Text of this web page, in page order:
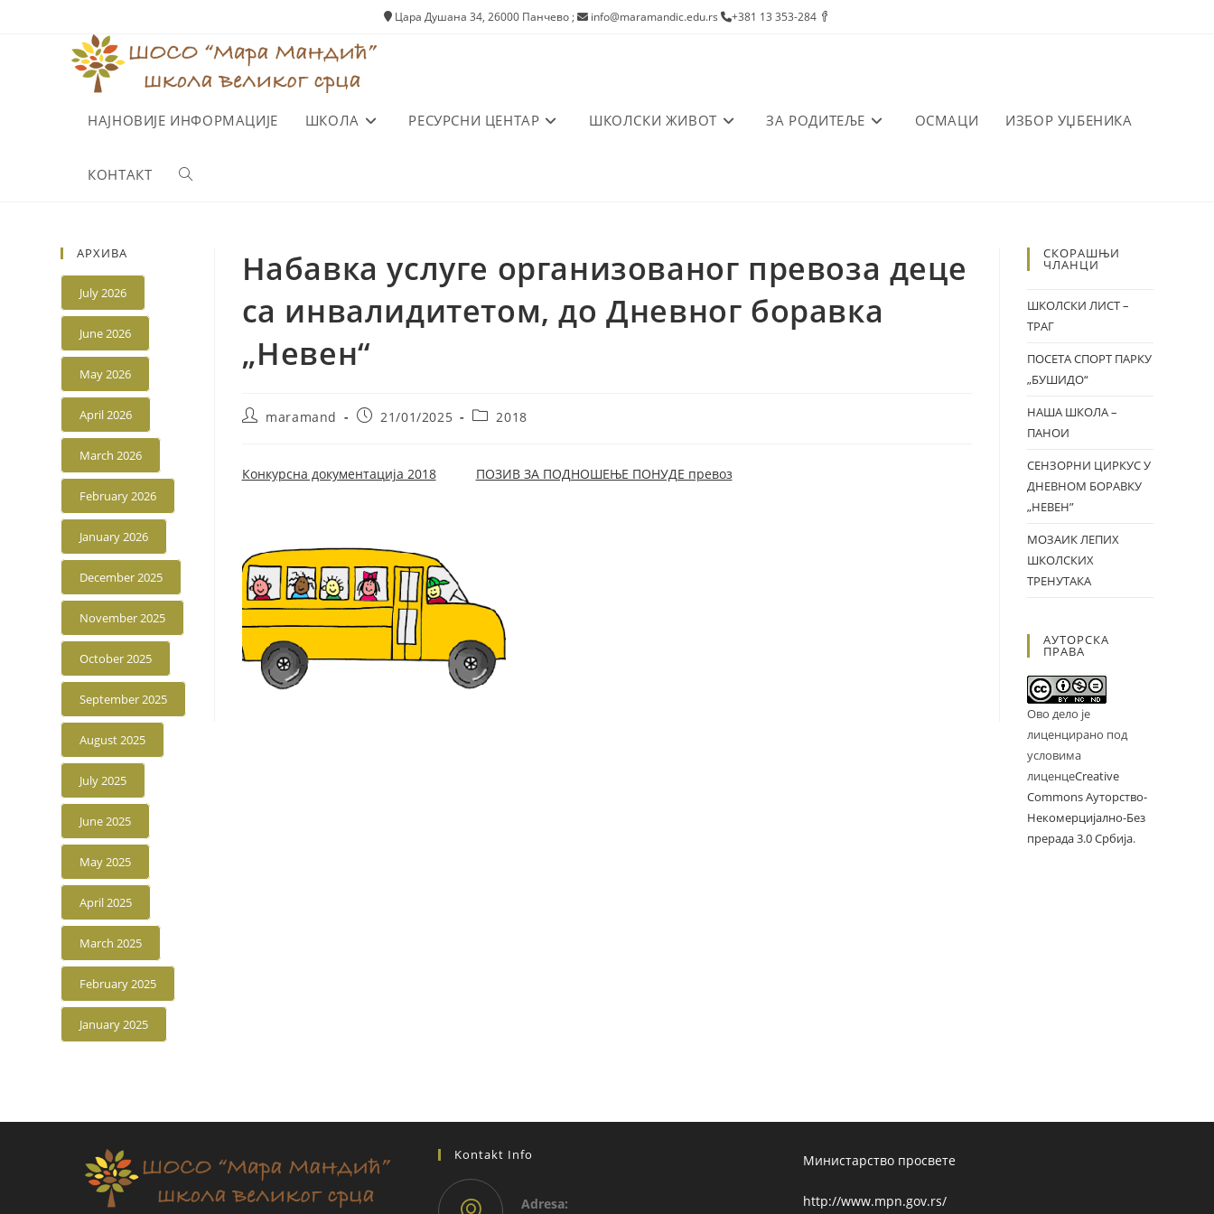
Цара Душана 34, 26000 Панчево ; info@maramandic.edu.rs +381 13 353-284
НАЈНОВИЈЕ ИНФОРМАЦИЈЕ ШКОЛА РЕСУРСНИ ЦЕНТАР ШКОЛСКИ ЖИВОТ ЗА РОДИТЕЉЕ ОСМАЦИ ИЗБОР УЏБЕНИКА
КОНТАКТ Toggle
Набавка услуге организованог превоза деце
са инвалидитетом, до Дневног боравка
„Невен“
Postmaramand
Post21/01/2025
Post2018
Конкурсна документација 2018 ПОЗИВ ЗА ПОДНОШЕЊЕ ПОНУДЕ превоз
АРХИВА
July 2026
June 2026
May 2026
April 2026
March 2026
February 2026
January 2026
December 2025
November 2025
October 2025
September 2025
August 2025
July 2025
June 2025
May 2025
April 2025
March 2025
February 2025
January 2025
СКОРАШЊИ
ЧЛАНЦИ
ШКОЛСКИ ЛИСТ –
ТРАГ
ПОСЕТА СПОРТ ПАРКУ
„БУШИДО“
НАША ШКОЛА –
ПАНОИ
СЕНЗОРНИ ЦИРКУС У
ДНЕВНОМ БОРАВКУ
„НЕВЕН”
МОЗАИК ЛЕПИХ
ШКОЛСКИХ
ТРЕНУТАКА
АУТОРСКА
ПРАВА
Ово дело је
лиценцирано под
условима
лиценцеCreative
Commons Ауторство-
Некомерцијално-Без
прерада 3.0 Србија.
Kontakt Info
Adresа:
Министарство просвете
http://www.mpn.gov.rs/